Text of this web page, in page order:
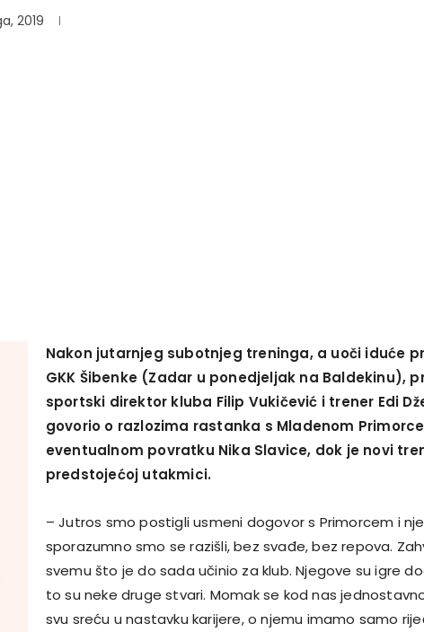
2019
Nakon jutarnjeg subotnjeg treninga, a uoči iduće
GKK Šibenke (Zadar u ponedjeljak na Baldekinu),
sportski direktor kluba Filip Vukičević i trener Edi
govorio o razlozima rastanka s Mladenom
eventualnom povratku Nika Slavice, dok je novi
predstojećoj utakmici.
– Jutros smo postigli usmeni dogovor s Primorcem i
sporazumno smo se razišli, bez svađe, bez repova.
svemu što je do sada učinio za klub. Njegove su igre
to su neke druge stvari. Momak se kod nas
svu sreću u nastavku karijere, o njemu imamo samo